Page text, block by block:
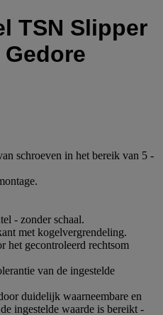
TSN Slipper
Gedore
schroeven in het bereik van 5 -
- zonder schaal.
met kogelvergrendeling.
het gecontroleerd rechtsom
van de ingestelde
duidelijk waarneembare en
ingestelde waarde is bereikt -